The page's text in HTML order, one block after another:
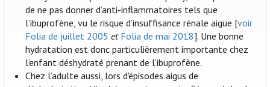
de ne pas donner d’anti-inflammatoires tels que
l’ibuprofène, vu le risque d’insuffisance rénale aigüe [voir
Folia de juillet 2005 et Folia de mai 2018]. Une bonne
hydratation est donc particulièrement importante chez
l’enfant déshydraté prenant de l’ibuprofène.
Chez l’adulte aussi, lors d'épisodes aigus de